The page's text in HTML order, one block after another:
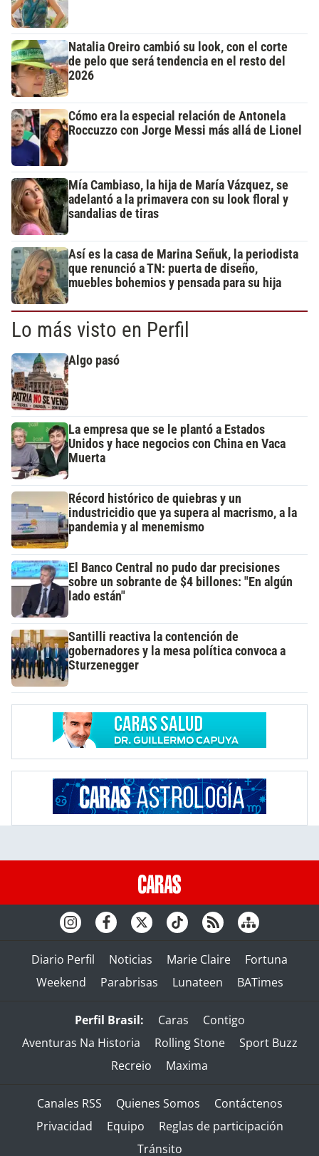
Natalia Oreiro cambió su look, con el corte
de pelo que será tendencia en el resto del
2026
Cómo era la especial relación de Antonela
Roccuzzo con Jorge Messi más allá de Lionel
Mía Cambiaso, la hija de María Vázquez, se
adelantó a la primavera con su look floral y
sandalias de tiras
Así es la casa de Marina Señuk, la periodista
que renunció a TN: puerta de diseño,
muebles bohemios y pensada para su hija
Lo más visto en Perfil
Algo pasó
La empresa que se le plantó a Estados
Unidos y hace negocios con China en Vaca
Muerta
Récord histórico de quiebras y un
industricidio que ya supera al macrismo, a la
pandemia y al menemismo
El Banco Central no pudo dar precisiones
sobre un sobrante de $4 billones: "En algún
lado están"
Santilli reactiva la contención de
gobernadores y la mesa política convoca a
Sturzenegger
Diario Perfil Noticias Marie Claire
Fortuna
Weekend
Parabrisas Lunateen BATimes
Perfil Brasil: Caras
Contigo
Aventuras Na Historia
Rolling Stone
Sport Buzz
Recreio
Maxima
Canales RSS Quienes Somos
Contáctenos
Privacidad
Equipo
Reglas de participación
Tránsito